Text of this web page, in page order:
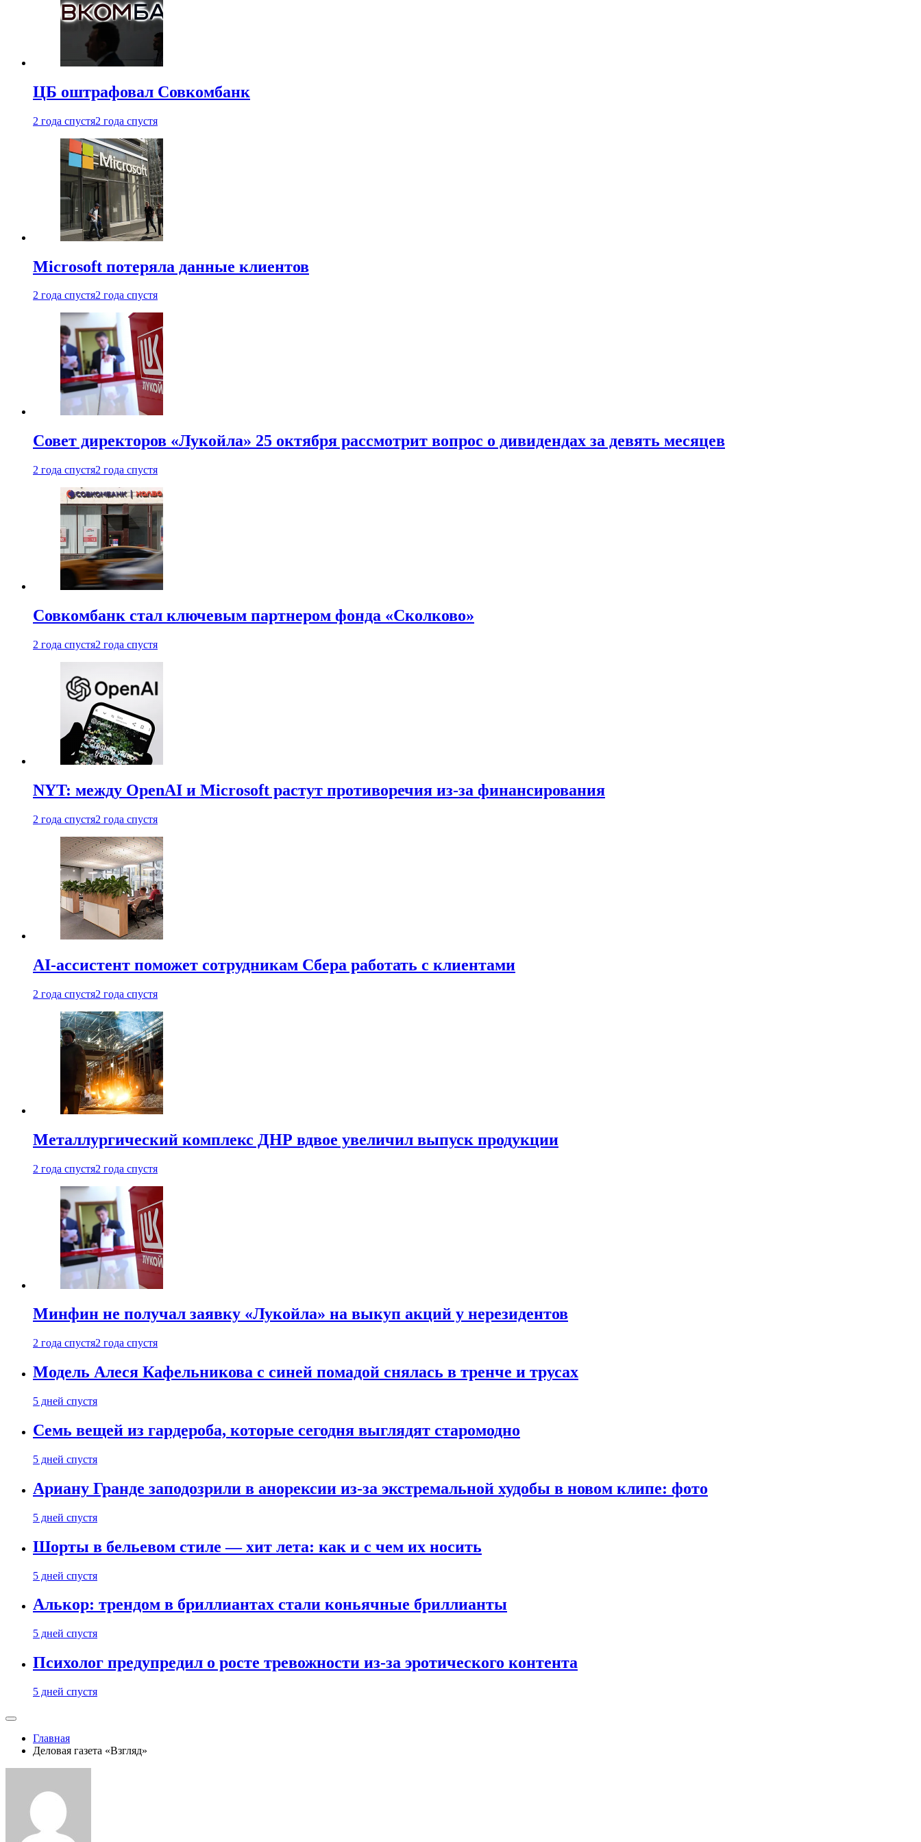
ЦБ оштрафовал Совкомбанк
2 года спустя2 года спустя
Microsoft потеряла данные клиентов
2 года спустя2 года спустя
Совет директоров «Лукойла» 25 октября рассмотрит вопрос о дивидендах за девять месяцев
2 года спустя2 года спустя
Совкомбанк стал ключевым партнером фонда «Сколково»
2 года спустя2 года спустя
NYT: между OpenAI и Microsoft растут противоречия из-за финансирования
2 года спустя2 года спустя
AI-ассистент поможет сотрудникам Сбера работать с клиентами
2 года спустя2 года спустя
Металлургический комплекс ДНР вдвое увеличил выпуск продукции
2 года спустя2 года спустя
Минфин не получал заявку «Лукойла» на выкуп акций у нерезидентов
2 года спустя2 года спустя
Модель Алеся Кафельникова с синей помадой снялась в тренче и трусах
5 дней спустя
Семь вещей из гардероба, которые сегодня выглядят старомодно
5 дней спустя
Ариану Гранде заподозрили в анорексии из-за экстремальной худобы в новом клипе: фото
5 дней спустя
Шорты в бельевом стиле — хит лета: как и с чем их носить
5 дней спустя
Алькор: трендом в бриллиантах стали коньячные бриллианты
5 дней спустя
Психолог предупредил о росте тревожности из-за эротического контента
5 дней спустя
Главная
Деловая газета «Взгляд»